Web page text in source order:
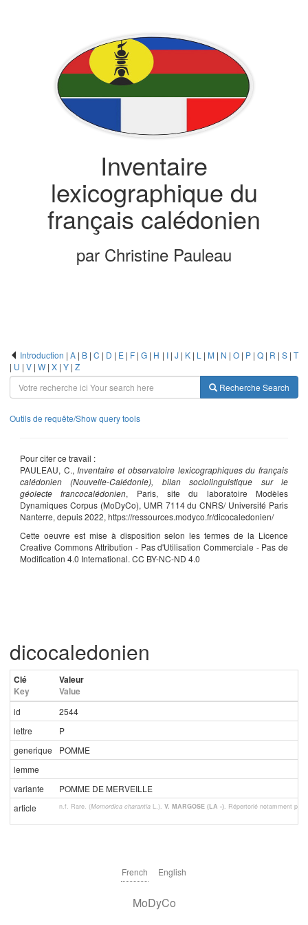
Inventaire
lexicographique du
français calédonien
par Christine Pauleau
Introduction |A | B |C | D | E | F |G | H | I| J | K| L | M| N | O| P|Q | R |S |T
| U | V| W| X| Y| Z
Recherche Search
Outils de requête/Show query tools
Pour citer ce travail :
PAULEAU, C., Inventaire et observatoire lexicographiques du français
calédonien (Nouvelle-Calédonie), bilan sociolinguistique sur le
géolecte francocalédonien, Paris, site du laboratoire Modèles
Dynamiques Corpus (MoDyCo), UMR 7114 du CNRS/ Université Paris
Nanterre, depuis 2022, https://ressources.modyco.fr/dicocaledonien/
Cette oeuvre est mise à disposition selon les termes de la Licence
Creative Commons Attribution - Pas d'Utilisation Commerciale - Pas de
Modification 4.0 International. CC BY-NC-ND 4.0
dicocaledonien
Clé
Key
Valeur
Value
id
2544
lettre
P
generique
POMME
lemme
variante
POMME DE MERVEILLE
article
n.f. Rare. (Momordica charantia L.). V. MARGOSE (LA -). Répertorié notamment par
French English
MoDyCo